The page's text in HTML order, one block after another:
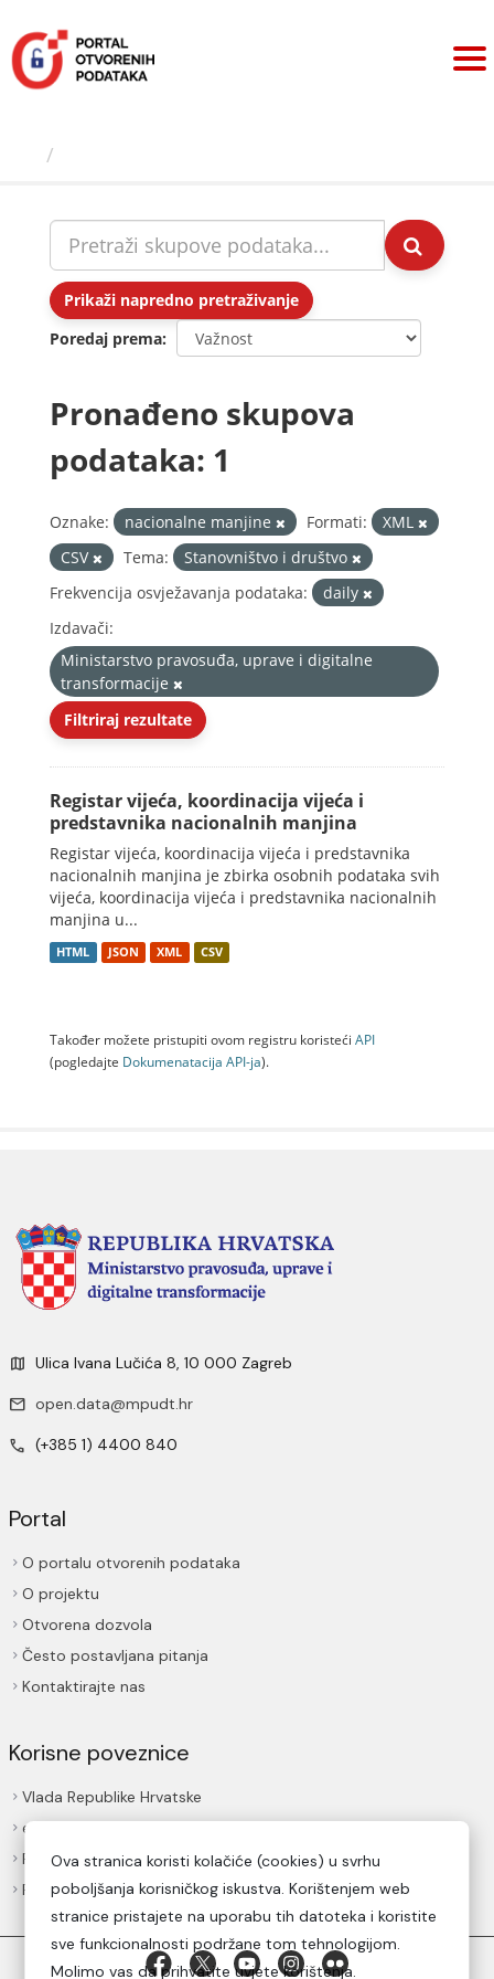
sadržaj
Prikaži napredno pretraživanje
Poredaj prema
Pronađeno skupova
podataka: 1
Oznake: nacionalne manjine Formati:
XML
CSV
Tema:
Stanovništvo i društvo
Frekvencija osvježavanja podataka:
daily
Izdavači:
Ministarstvo pravosuđa, uprave i digitalne
transformacije
Filtriraj rezultate
Registar vijeća, koordinacija vijeća i
predstavnika nacionalnih manjina
Registar vijeća, koordinacija vijeća i predstavnika
nacionalnih manjina je zbirka osobnih podataka svih
vijeća, koordinacija vijeća i predstavnika nacionalnih
manjina u...
HTML JSON XML CSV
Također možete pristupiti ovom registru koristeći API
(pogledajte Dokumenаtаcijа API-jа).